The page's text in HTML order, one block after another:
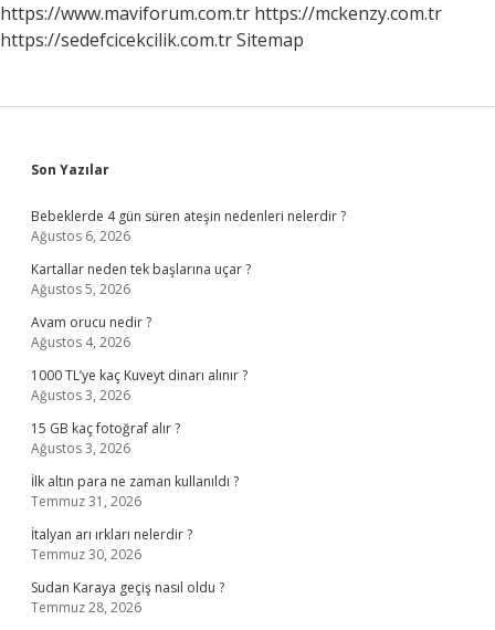
https://www.maviforum.com.tr https://mckenzy.com.tr
https://sedefcicekcilik.com.trSitemap
Sidebar
Son Yazılar
Bebeklerde 4 gün süren ateşin nedenleri nelerdir ?
Ağustos 6, 2026
Kartallar neden tek başlarına uçar ?
Ağustos 5, 2026
Avam orucu nedir ?
Ağustos 4, 2026
1000 TL’ye kaç Kuveyt dinarı alınır ?
Ağustos 3, 2026
15 GB kaç fotoğraf alır ?
Ağustos 3, 2026
İlk altın para ne zaman kullanıldı ?
Temmuz 31, 2026
İtalyan arı ırkları nelerdir ?
Temmuz 30, 2026
Sudan Karaya geçiş nasıl oldu ?
Temmuz 28, 2026